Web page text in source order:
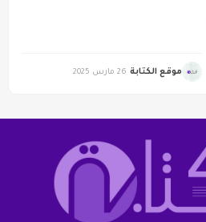
موقع الكتابة 26 مارس 2025